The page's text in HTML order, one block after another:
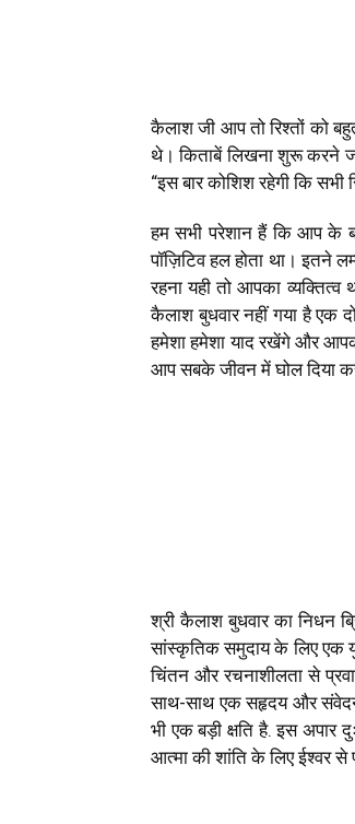
कैलाश जी आप तो रिश्तों को
थे। किताबें लिखना शुरू करने जा
“इस बार कोशिश रहेगी कि
हम सभी परेशान हैं कि आप के
पॉज़िटिव हल होता था। इतने
रहना यही तो आपका व्यक्तित्व
कैलाश बुधवार नहीं गया है एक
हमेशा हमेशा याद रखेंगे और
आप सबके जीवन में घोल दिया
श्री कैलाश बुधवार का निधन
सांस्कृतिक समुदाय के लिए एक
चिंतन और रचनाशीलता से
साथ-साथ एक सहृदय और
भी एक बड़ी क्षति है. इस
आत्मा की शांति के लिए ईश्वर से